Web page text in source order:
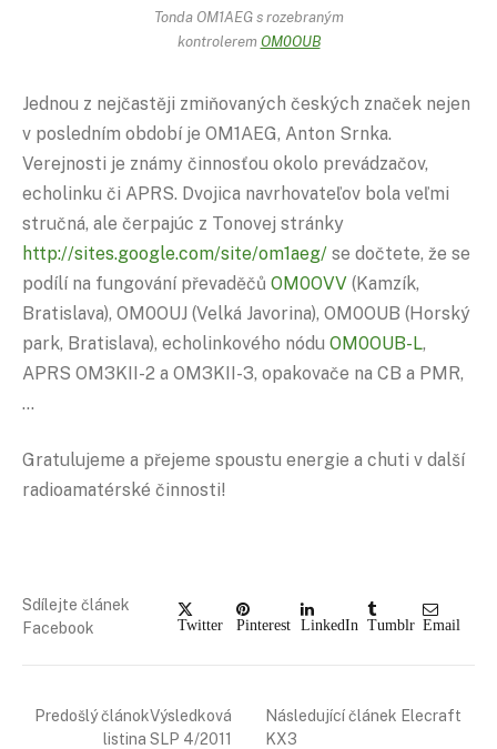
Tonda OM1AEG s rozebraným
kontrolerem OM0OUB
Jednou z nejčastěji zmiňovaných českých značek nejen
v posledním období je OM1AEG, Anton Srnka.
Verejnosti je známy činnosťou okolo prevádzačov,
echolinku či APRS. Dvojica navrhovateľov bola veľmi
stručná, ale čerpajúc z Tonovej stránky
http://sites.google.com/site/om1aeg/ se dočtete, že se
podílí na fungování převaděčů OM0OVV (Kamzík,
Bratislava), OM0OUJ (Velká Javorina), OM0OUB (Horský
park, Bratislava), echolinkového nódu OM0OUB-L,
APRS OM3KII-2 a OM3KII-3, opakovače na CB a PMR,
…
Gratulujeme a přejeme spoustu energie a chuti v další
radioamatérské činnosti!
Sdílejte článek
Facebook
Twitter Pinterest LinkedIn Tumblr Email
Predošlý článokVýsledková
listina SLP 4/2011
Následující článek Elecraft
KX3